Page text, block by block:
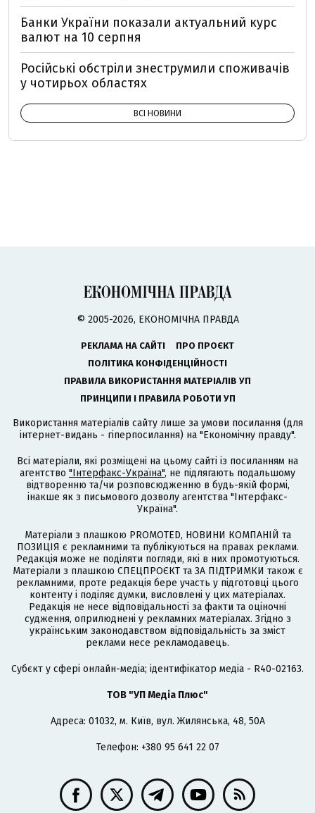
Банки України показали актуальний курс
валют на 10 серпня
Російські обстріли знеструмили споживачів
у чотирьох областях
ВСІ НОВИНИ
© 2005-2026, ЕКОНОМІЧНА ПРАВДА
РЕКЛАМА НА САЙТІ
ПРО ПРОЄКТ
ПОЛІТИКА КОНФІДЕНЦІЙНОСТІ
ПРАВИЛА ВИКОРИСТАННЯ МАТЕРІАЛІВ УП
ПРИНЦИПИ І ПРАВИЛА РОБОТИ УП
Використання матеріалів сайту лише за умови посилання (для
інтернет-видань - гіперпосилання) на "Економічну правду".
Всі матеріали, які розміщені на цьому сайті із посиланням на
агентство "Інтерфакс-Україна", не підлягають подальшому
відтворенню та/чи розповсюдженню в будь-якій формі,
інакше як з письмового дозволу агентства "Інтерфакс-
Україна".
Матеріали з плашкою PROMOTED, НОВИНИ КОМПАНІЙ та
ПОЗИЦІЯ є рекламними та публікуються на правах реклами.
Редакція може не поділяти погляди, які в них промотуються.
Матеріали з плашкою СПЕЦПРОЄКТ та ЗА ПІДТРИМКИ також є
рекламними, проте редакція бере участь у підготовці цього
контенту і поділяє думки, висловлені у цих матеріалах.
Редакція не несе відповідальності за факти та оціночні
судження, оприлюднені у рекламних матеріалах. Згідно з
українським законодавством відповідальність за зміст
реклами несе рекламодавець.
Cубєкт у сфері онлайн-медіа; ідентифікатор медіа - R40-02163.
ТОВ "УП Медіа Плюс"
Адреса: 01032, м. Київ, вул. Жилянська, 48, 50А
Телефон: +380 95 641 22 07